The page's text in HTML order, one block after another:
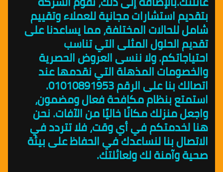
بتقديم استشارات مجانية للعملاء وتقييم
شامل للحالات المختلفة، مما يساعدنا على
تقديم الحلول المثلى التي تناسب
احتياجاتكم. ولا ننسى العروض الحصرية
والخصومات المذهلة التي نقدمها عند
اتصالك بنا على الرقم 01010891953.
استمتع بنظام مكافحة فعال ومضمون،
واجعل منزلك مكانًا خاليًا من الآفات. نحن
هنا لخدمتكم في أي وقت، فلا تتردد في
الاتصال بنا لنساعدك في الحفاظ على بيئة
صحية وآمنة لك ولعائلتك.